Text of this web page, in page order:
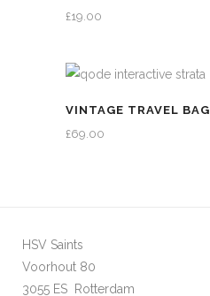
£19.00
VINTAGE TRAVEL BAG
£69.00
HSV Saints
Voorhout 80
3055 ES Rotterdam